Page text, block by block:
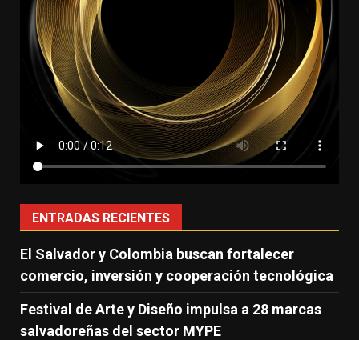
ENTRADAS RECIENTES
El Salvador y Colombia buscan fortalecer
comercio, inversión y cooperación tecnológica
Festival de Arte y Diseño impulsa a 28 marcas
salvadoreñas del sector MYPE